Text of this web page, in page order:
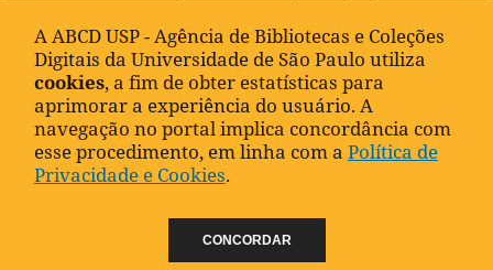
(ABCD-USP).
A ABCD USP - Agência de Bibliotecas e Coleções
Digitais da Universidade de São Paulo utiliza
cookies, a fim de obter estatísticas para
aprimorar a experiência do usuário. A
navegação no portal implica concordância com
esse procedimento, em linha com a Política de
Privacidade e Cookies.
CONCORDAR